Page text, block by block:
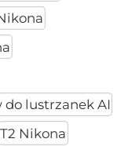
do lustrzanek AI
T2 Nikona